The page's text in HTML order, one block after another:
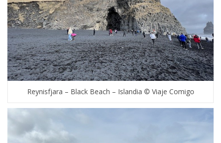
Reynisfjara – Black Beach – Islandia © Viaje Comigo